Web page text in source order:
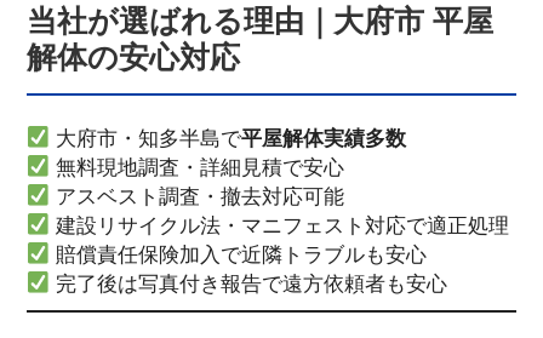
当社が選ばれる理由｜大府市 平屋
解体の安心対応
大府市・知多半島で平屋解体実績多数
無料現地調査・詳細見積で安心
アスベスト調査・撤去対応可能
建設リサイクル法・マニフェスト対応で適正処理
賠償責任保険加入で近隣トラブルも安心
完了後は写真付き報告で遠方依頼者も安心